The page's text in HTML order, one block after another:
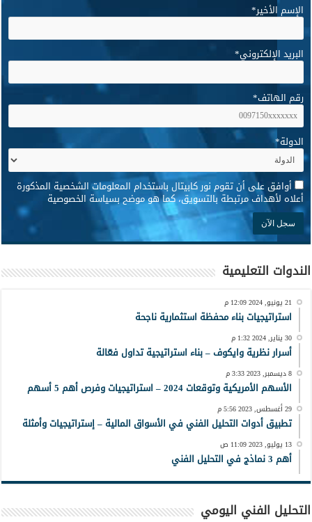
الإسم الأخير*
البريد الإلكتروني*
رقم الهاتف*
الدولة*
* أوافق على أن تقوم نور كابيتال باستخدام المعلومات الشخصية المذكورة
أعلاه لأهداف مرتبطة بالتسويق، كما هو موضح بسياسة الخصوصية
الندوات التعليمية
21 يونيو, 2024 12:09 م
استراتيجيات بناء محفظة استثمارية ناجحة
30 يناير, 2024 1:32 م
أسرار نظرية وايكوف – بناء استراتيجية تداول فعّالة
8 ديسمبر, 2023 3:33 م
الأسهم الأمريكية وتوقعات 2024 – استراتيجيات وفرص أهم 5 أسهم
29 أغسطس, 2023 5:56 م
تطبيق أدوات التحليل الفني في الأسواق المالية – إستراتيجيات وأمثلة
13 يوليو, 2023 11:09 ص
أهم 3 نماذج في التحليل الفني
التحليل الفني اليومي